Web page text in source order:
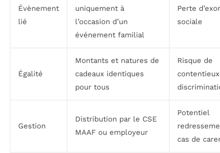
Évènement
lié
uniquement à
l’occasion d’un
événement familial
Perte
sociale
Égalité
Montants et natures de
cadeaux identiques
pour tous
Risque de
Gestion
Distribution par le CSE
MAAF ou employeur
Potentiel
cas de